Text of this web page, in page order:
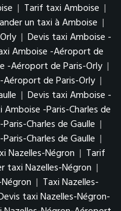
| Tarif taxi Amboise |
un taxi à Amboise |
| Devis taxi Amboise -
Amboise -Aéroport de
-Aéroport de Paris-Orly |
de Paris-Orly |
| Devis taxi Amboise -
-Paris-Charles de
Charles de Gaulle |
Charles de Gaulle |
Nazelles-Négron | Tarif
taxi Nazelles-Négron |
| Taxi Nazelles-
taxi Nazelles-Négron-